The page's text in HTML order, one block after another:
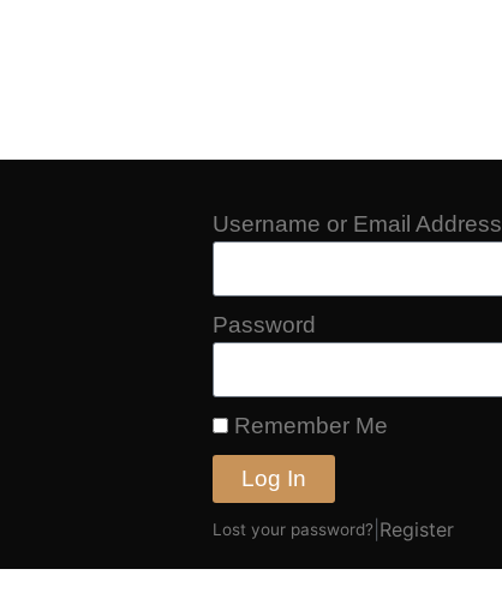
Username or Email Address
Password
Remember Me
Log In
Lost your password? Register